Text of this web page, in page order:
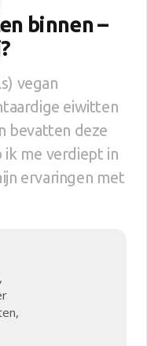
binnen –
vegan
eiwitten
bevatten deze
ik me verdiept in
ervaringen met